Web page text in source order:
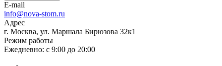
E-mail
info@nova-stom.ru
Адрес
г. Москва, ул. Маршала Бирюзова 32к1
Режим работы
Ежедневно: с 9:00 до 20:00